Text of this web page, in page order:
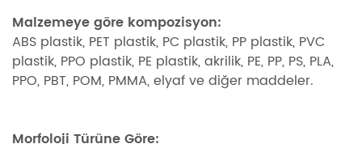
Malzemeye göre kompozisyon:
ABS plastik, PET plastik, PC plastik, PP plastik, PVC
plastik, PPO plastik, PE plastik, akrilik, PE, PP, PS, PLA,
PPO, PBT, POM, PMMA, elyaf ve diğer maddeler.
Morfoloji Türüne Göre: